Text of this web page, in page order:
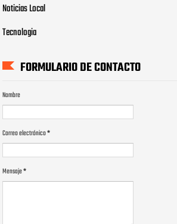
Noticias Local
Tecnologia
FORMULARIO DE CONTACTO
Nombre
Correo electrónico*
Mensaje*